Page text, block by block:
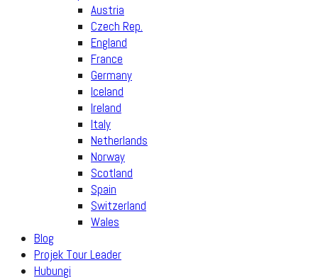
Austria
Czech Rep.
England
France
Germany
Iceland
Ireland
Italy
Netherlands
Norway
Scotland
Spain
Switzerland
Wales
Blog
Projek Tour Leader
Hubungi